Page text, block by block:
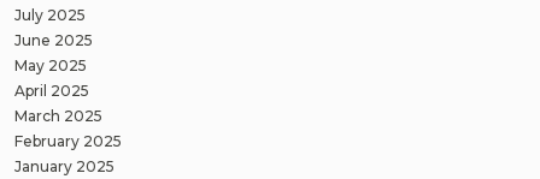
July 2025
June 2025
May 2025
April 2025
March 2025
February 2025
January 2025